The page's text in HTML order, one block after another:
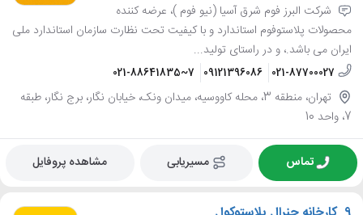
شرکت البرز فوم شرق آسیا (نیو فوم )، عرضه کننده
محصولات پلاستوفوم استاندارد و با کیفیت تحت نظارت سازمان استاندارد ملی
ایران می باشد.، و در راستای تولید...
021-87700027
09121396086
021-88641835~7
تهران، منطقه 3، محله کاووسیه، میدان ونک، خیابان نگار، برج نگار، طبقه
7، واحد 10
تماس مسیریابی مشاهده پروفایل